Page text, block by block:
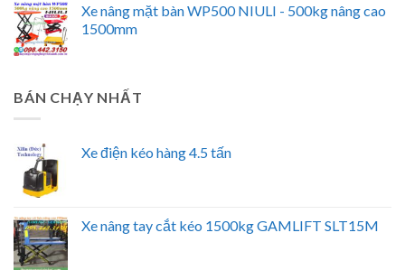
Xe nâng mặt bàn WP500 NIULI - 500kg nâng cao
1500mm
BÁN CHẠY NHẤT
Xe điện kéo hàng 4.5 tấn
Xe nâng tay cắt kéo 1500kg GAMLIFT SLT15M